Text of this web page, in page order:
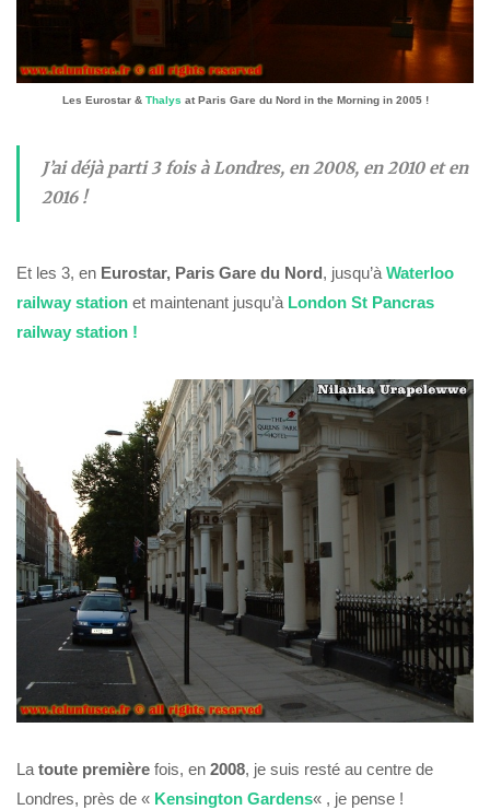
Les Eurostar & Thalys at Paris Gare du Nord in the Morningin 2005 !
J’ai déjà parti 3 fois à Londres, en 2008, en 2010 et en
2016 !
Et les 3, en Eurostar, Paris Gare du Nord, jusqu’àWaterloo
railway station et maintenant jusqu’à London St Pancras
railway station !
Latoute première fois, en 2008, je suis resté au centre de
Londres, près de « Kensington Gardens« , je pense !